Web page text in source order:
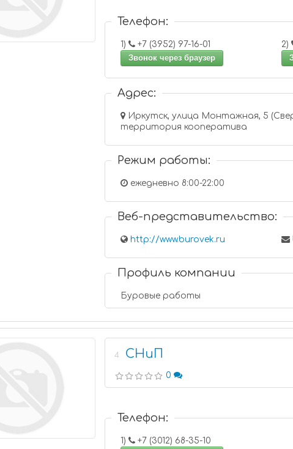
Телефон:
1)
+7 (3952) 97-16-01
Звонок через браузер
2)
Адрес:
Иркутск, улица Монтажная, 5
территория кооператива
Режим работы:
ежедневно 8:00-22:00
Веб-представительство:
http://www.burovek.ru
Профиль компании
Буровые работы
4 СНиП
0
Телефон:
1)
+7 (3012) 68-35-10